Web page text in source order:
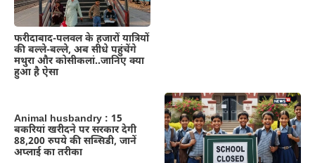
फरीदाबाद-पलवल के हजारों यात्रियों
की बल्ले-बल्ले, अब सीधे पहुंचेंगे
मथुरा और कोसीकलां..जानिए क्या
हुआ है ऐसा
Animal husbandry : 15
बकरियां खरीदने पर सरकार देगी
88,200 रुपये की सब्सिडी, जानें
अप्लाई का तरीका